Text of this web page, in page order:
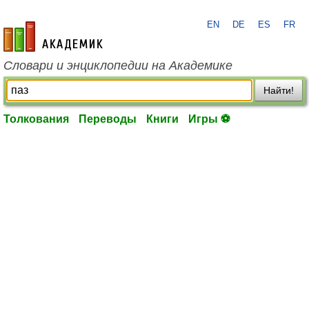
academic.ru
EN DE ES FR
Словари и энциклопедии на Академике
Найти!
Толкования Переводы Книги Игры ⚽